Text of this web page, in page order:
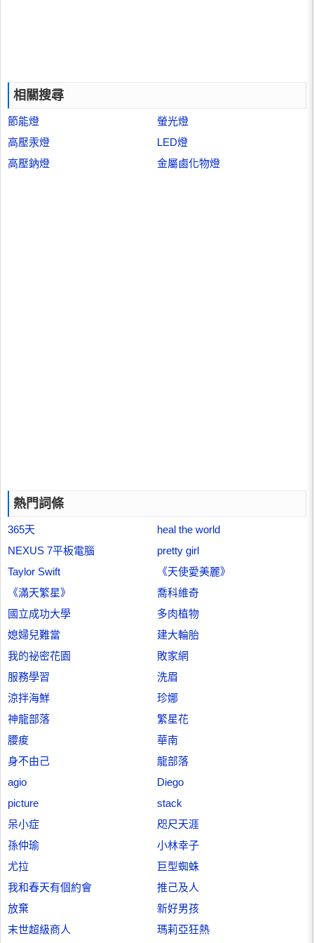
相關搜尋
節能燈
螢光燈
高壓汞燈
LED燈
高壓鈉燈
金屬鹵化物燈
熱門詞條
365天
heal the world
NEXUS 7平板電腦
pretty girl
Taylor Swift
《天使愛美麗》
《滿天繁星》
喬科維奇
國立成功大學
多肉植物
媳婦兒難當
建大輪胎
我的祕密花園
敗家網
服務學習
洗眉
涼拌海鮮
珍娜
神龍部落
繁星花
腰痠
華南
身不由己
龍部落
agio
Diego
picture
stack
呆小症
咫尺天涯
孫仲瑜
小林幸子
尤拉
巨型蜘蛛
我和春天有個約會
推己及人
放棄
新好男孩
末世超級商人
瑪莉亞狂熱